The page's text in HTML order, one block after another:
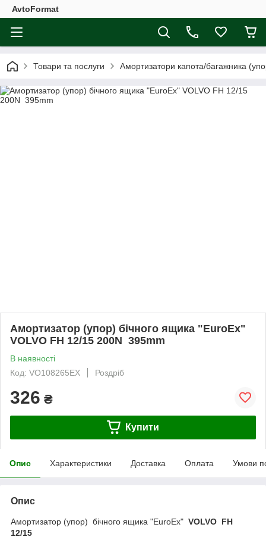
AvtoFormat
Товари та послуги Амортизатори капота/багажника
Амортизатор (упор) бічного ящика "EuroEx"
VOLVO FH 12/15 200N 395mm
В наявності
Код: VO108265EX
Роздріб
326 ₴
Купити
Опис Характеристики Доставка Оплата Умови
Опис
Амортизатор (упор) бічного ящика "EuroEx" VOLVO FH
12/15